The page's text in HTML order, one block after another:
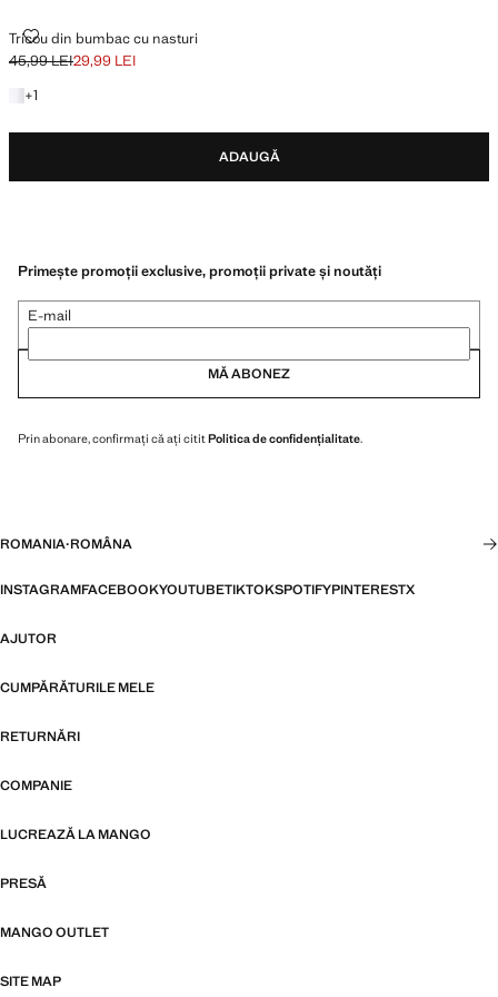
Tricou din bumbac cu nasturi
TRICOU DIN BUMBAC CU NASTURI
Preț inițial tăiat [45,99 LEI ]
45,99 LEI
Preț actual [29,99 LEI ]
29,99 LEI
+1
+ 1 culoare
ADAUGĂ
Primește promoții exclusive, promoții private și noutăți
E-mail
MĂ ABONEZ
Prin abonare, confirmați că ați cititPolitica de confidențialitate.
ROMANIA·ROMÂNA
INSTAGRAMFACEBOOKYOUTUBETIKTOKSPOTIFYPINTERESTX
AJUTOR
CUMPĂRĂTURILE MELE
RETURNĂRI
COMPANIE
LUCREAZĂ LA MANGO
PRESĂ
MANGO OUTLET
SITE MAP